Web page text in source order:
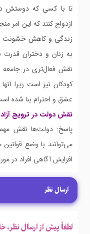
تا با کسی که دوستش
ازدواج کنند که این امر
زندگی و کاهش خشونت
به زنان و دختران
نقش فعال‌تری در جامعه
کودکان نیز است زیرا
عشق و احترام بنا شده
نقش دولت در ترویج
پاسخ: دولت‌ها نقش مهمی
می‌توانند با وضع
افزایش آگاهی افراد در
ارسال نظر
لطفاً پیش از ارسال نظر،